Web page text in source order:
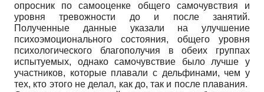
опросник по самооценке общего самочувствия и
уровня тревожности до и после занятий.
Полученные данные указали на улучшение
психоэмоционального состояния, общего уровня
психологического благополучия в обеих группах
испытуемых, однако самочувствие было лучше у
участников, которые плавали с дельфинами, чем у
тех, кто этого не делал, как до, так и после плавания.